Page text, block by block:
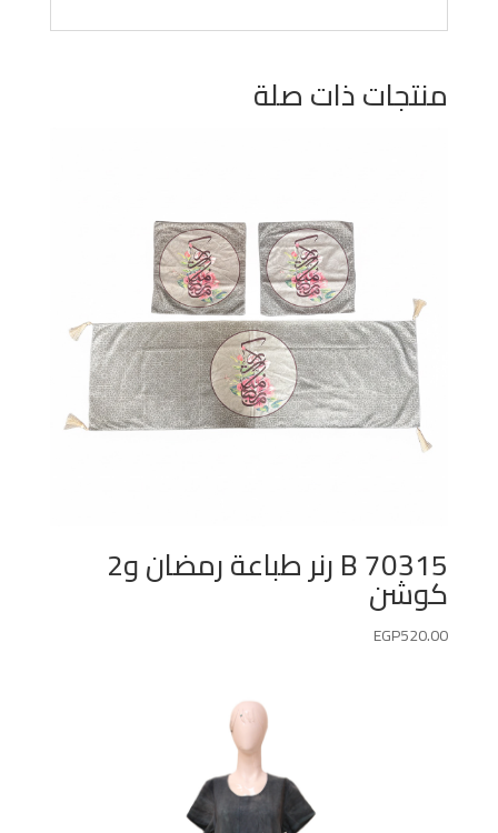
منتجات ذات صلة
70315 B رنر طباعة رمضان و2
كوشن
EGP520.00